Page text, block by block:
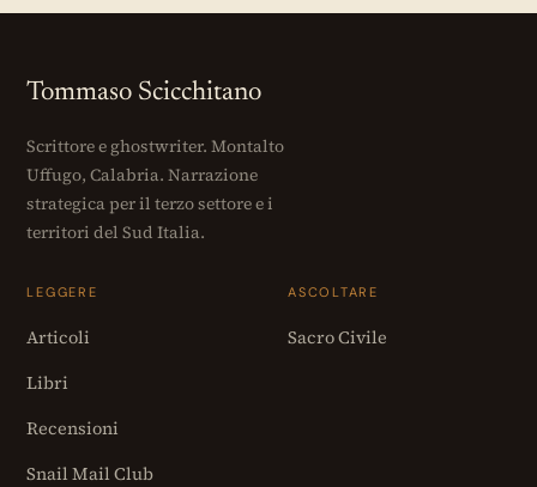
Tommaso Scicchitano
Scrittore e ghostwriter. Montalto
Uffugo, Calabria. Narrazione
strategica per il terzo settore e i
territori del Sud Italia.
LEGGERE
Articoli
Libri
Recensioni
Snail Mail Club
ASCOLTARE
Sacro Civile